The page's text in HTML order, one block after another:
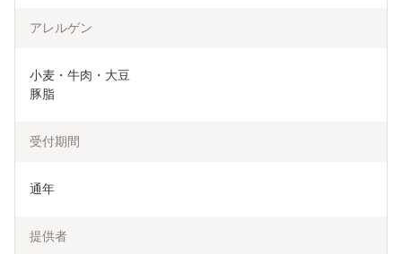
アレルゲン
小麦・牛肉・大豆
豚脂
受付期間
通年
提供者